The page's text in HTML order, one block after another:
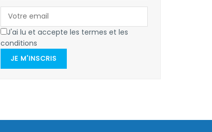
J'ai lu et accepte les termes et les
conditions
JE M'INSCRIS